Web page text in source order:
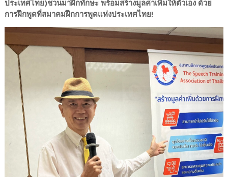
ประเทศไทย)ชวนมาฝึกทักษะ พร้อมสร้างมูลค่าเพิ่มให้ตัวเอง ด้วย
การฝึกพูดที่สมาคมฝึกการพูดแห่งประเทศไทย!